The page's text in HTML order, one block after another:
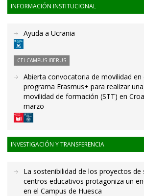
INFORMACIÓN INSTITUCIONAL
Ayuda a Ucrania
CEI CAMPUS IBERUS
Abierta convocatoria de movilidad en
programa Erasmus+ para realizar
movilidad de formación (STT) en
marzo
INVESTIGACIÓN Y TRANSFERENCIA
La sostenibilidad de los proyectos de
centros educativos protagoniza un
en el Campus de Huesca